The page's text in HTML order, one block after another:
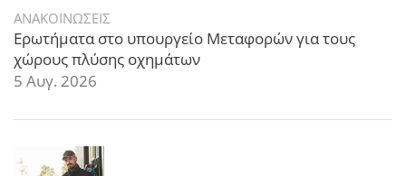
ΑΝΑΚΟΙΝΩΣΕΙΣ
Ερωτήματα στο υπουργείο Μεταφορών για τους
χώρους πλύσης οχημάτων
5 Αυγ. 2026